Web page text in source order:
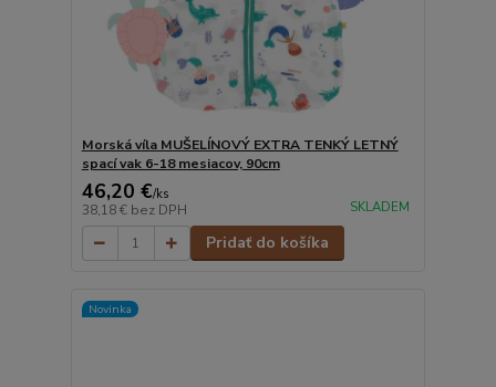
Morská víla MUŠELÍNOVÝ EXTRA TENKÝ LETNÝ
spací vak 6-18 mesiacov, 90cm
46,20 €/ks
38,18 € bez DPH SKLADEM
Pridať do košíka
Novinka